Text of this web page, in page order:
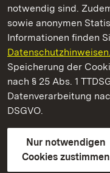
notwendig sind.
sowie anonymen
Informationen finden
Datenschutzhinweisen.
Speicherung der
nach § 25 Abs. 1
Datenverarbeitung
DSGVO.
Nur notwendigen
Cookies zustimmen
Hochburg bei
Staatliche Schlösser
Kontakt
Gebärdensprache
Erklärung zur
BITV-konform